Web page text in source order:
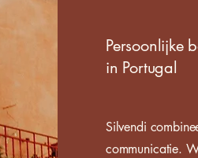
Persoonlijke
in Portugal
Silvendi
communicatie.